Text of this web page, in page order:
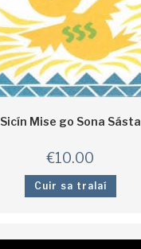
Sicín Mise go Sona Sásta
€10.00
Cuir sa tralaí